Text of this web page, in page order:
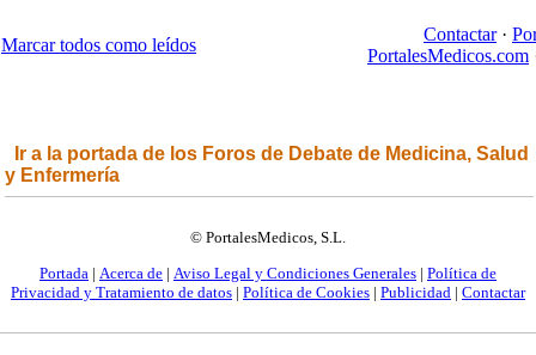
Marcar todos como leídos
Contactar·
PortalesMedicos.com
Ir a la portada de los Foros de Debate de Medicina, Salud
y Enfermería
© PortalesMedicos, S.L.
Portada | Acerca de | Aviso Legal y Condiciones Generales | Política de
Privacidad y Tratamiento de datos | Política de Cookies | Publicidad | Contactar